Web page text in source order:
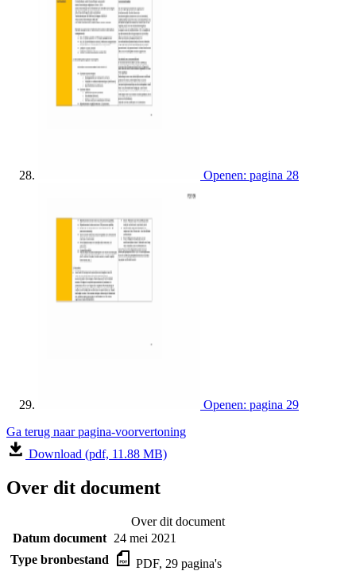
Openen: pagina 28
Openen: pagina 29
Ga terug naar pagina-voorvertoning
Download (pdf, 11.88 MB)
Over dit document
Over dit document
Datum document 24 mei 2021
Type bronbestand
PDF, 29 pagina's